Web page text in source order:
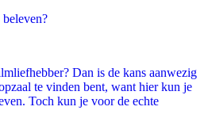
Dan is de kans aanwezig
te vinden bent, want hier kun je
Toch kun je voor de echte